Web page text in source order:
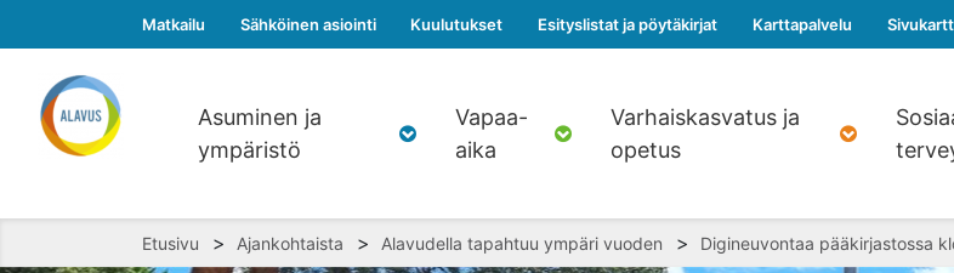
Matkailu Sähköinen asiointi Kuulutukset Esityslistat ja pöytäkirjat Karttapalvelu
Asuminen ja
ympäristö
Vapaa-
aika
Varhaiskasvatus ja
opetus
Etusivu > Ajankohtaista > Alavudella tapahtuu ympäri vuoden > Digineuvontaa pääkirjastossa